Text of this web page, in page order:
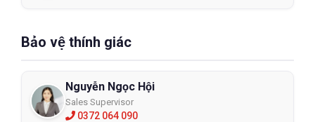
Bảo vệ thính giác
Nguyễn Ngọc Hội
Sales Supervisor
0372 064 090